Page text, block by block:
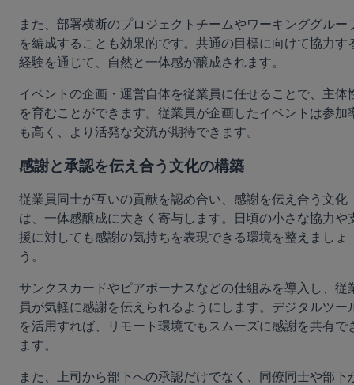
また、部署横断のプロジェクトチームやワーキンググルー
を編成することも効果的です。共通の目標に向けて協力す
経験を通じて、自然と一体感が醸成されます。
イベントの企画・運営自体を従業員に任せることで、主体
を育むことができます。従業員が企画したイベントは参加
も高く、より活発な交流が期待できます。
感謝と承認を伝え合う文化の構築
従業員同士が互いの貢献を認め合い、感謝を伝え合う文化
は、一体感醸成に大きく寄与します。日頃の小さな協力や
援に対しても感謝の気持ちを表現できる環境を整えましょ
う。
サンクスカードやピアボーナスなどの仕組みを導入し、従
員が気軽に感謝を伝えられるようにします。デジタルツー
を活用すれば、リモート環境でもスムーズに感謝を共有で
ます。
また、上司から部下への承認だけでなく、同僚同士や部下